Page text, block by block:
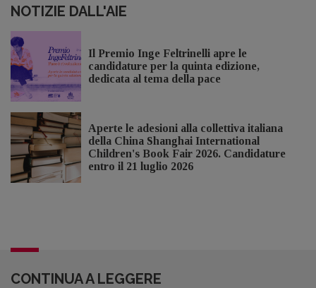
NOTIZIE DALL'AIE
Il Premio Inge Feltrinelli apre le
candidature per la quinta edizione,
dedicata al tema della pace
Aperte le adesioni alla collettiva italiana
della China Shanghai International
Children's Book Fair 2026. Candidature
entro il 21 luglio 2026
CONTINUA A LEGGERE